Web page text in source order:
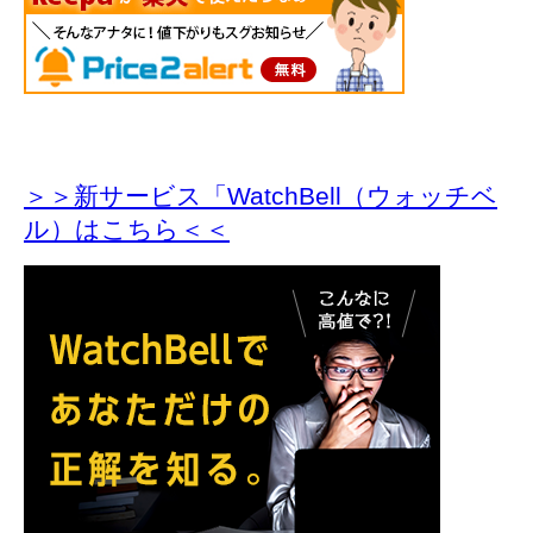
＞＞新サービス「WatchBell（ウォッチベ
ル）はこちら＜＜